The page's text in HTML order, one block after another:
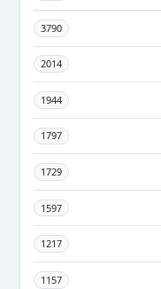
3790
2014
1944
1797
1729
1597
1217
1157